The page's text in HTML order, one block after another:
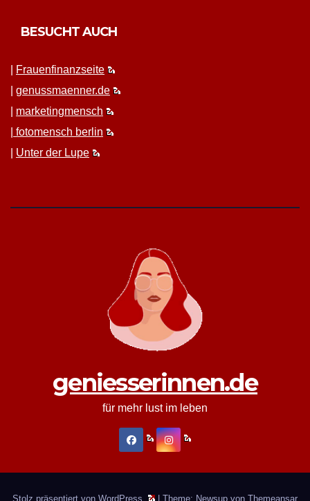
BESUCHT AUCH
Frauen­fi­nanz­seite
genussmaenner.de
mar­ket­ing­men­sch
fotomen­sch berlin
Unter der Lupe
geniesserinnen.de
für mehr lust im leben
Stolz präsentiert von WordPress | Theme: Newsup von Themeansar